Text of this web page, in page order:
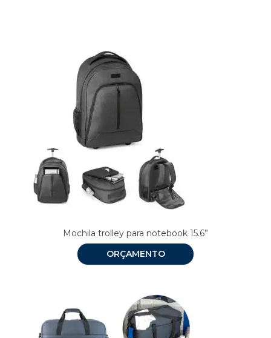
Mochila trolley para notebook 15.6”
ORÇAMENTO